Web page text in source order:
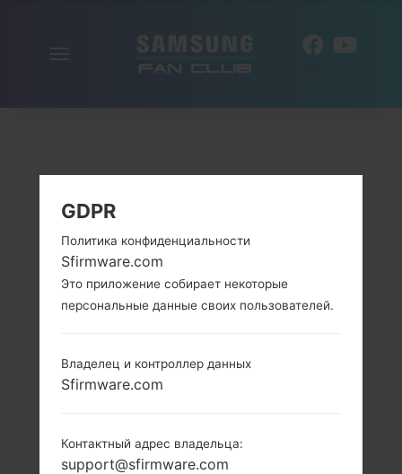
GDPR
Политика конфиденциальности
Sfirmware.com
Это приложение собирает некоторые
персональные данные своих пользователей.
Владелец и контроллер данных
Sfirmware.com
Контактный адрес владельца:
support@sfirmware.com